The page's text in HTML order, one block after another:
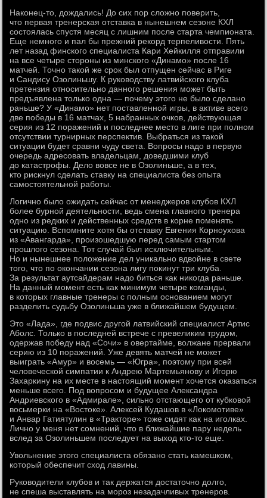
Наконец-то, дождались! До сих пор сложно поверить,
что первая тренерская отставка в нынешнем сезоне КХЛ
состоялась спустя месяц с лишним после старта чемпионата.
Еще немного и пал бы прежний рекорд терпеливости. Пять
лет назад финского специалиста Кари Хейкилля отправили
на все четыре стороны из минского «Динамо» после 16
матчей. Точно такой же срок был отпущен сейчас в Риге
и Сандису Озолиньшу. К руководству латвийского клуба
претензия относительно данного решения может быть
предъявлена только одна — почему этого не было сделано
раньше? У «Динамо» нет поставленной игры, в активе всего
две победы в 16 матчах, 5 набранных очков, действующая
серия из 12 поражений и последнее место в лиге при полном
отсутствии турнирных перспектив. Выбраться из такой
ситуации будет сравни чуду света. Вопросы надо в первую
очередь адресовать владельцам, доведшими клуб
до катастрофы. Дело вовсе не в Озолиньше, а в тех,
кто рискнул сделать ставку на специалиста без опыта
самостоятельной работы.
Логично было ожидать сейчас от менеджеров клубов КХЛ
более бурной деятельности, ведь смена главного тренера
одно из редких и действенных средств в корне поменять
ситуацию. Вспомните хотя бы отставку Евгения Корноухова
из «Авангарда», произошедшую перед самым стартом
прошлого сезона. Тот случай был исключительным.
Но и нынешнее положение дел уникально вдвойне в свете
того, что по окончании сезона лигу покинут три клуба.
За результат аутсайдерам надо биться как никогда раньше.
На данный момент есть как минимум четыре команды,
в которых главные тренеры с полным основанием могут
разделить судьбу Озолиньша уже в ближайшем будущем.
Это «Лада», где подвис другой латвийский специалист Артис
Аболс. Только в последней встрече с превеликим трудом,
одержав победу над «Сочи» в овертайме, волжане прервали
серию из 10 поражений. Уже девять матчей не может
выиграть «Амур» и восемь — «Югра», поэтому при всей
человеческой симпатии к Андрею Мартемьянову и Игорю
Захаркину на их месте в настоящий момент хочется оказаться
меньше всего. Под вопросом и будущее Александра
Андриевского в «Адмирале», сильно отстающего от кубковой
восьмерки на «Востоке». Алексей Кудашов в «Локомотиве»
и Анвар Гатиятулин в «Тракторе» тоже сидят как на иголках.
Лично у меня нет сомнений, что в ближайшие пару недель
вслед за Озолиньшем последует на выход кто-то еще.
Увольнение этого специалиста обязано стать камешком,
который обеспечит сход лавины.
Руководители клубов и так держатся достаточно долго,
не спеша выставлять на мороз незадачливых тренеров.